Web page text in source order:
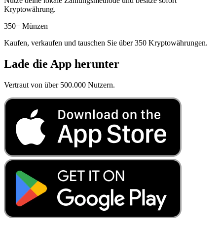
Kryptowährung.
350+ Münzen
Kaufen, verkaufen und tauschen Sie über 350 Kryptowährungen.
Lade die App herunter
Vertraut von über 500.000 Nutzern.